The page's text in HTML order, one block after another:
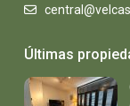
Últimas